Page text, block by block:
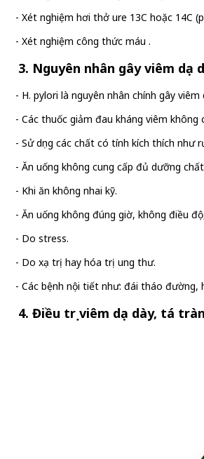
- Xét nghiệm hơi thở ure 13C hoặc 14C
- Xét nghiệm công thức máu .
3. Nguyên nhân gây viêm dạ
- H. pylori là nguyên nhân chính gây
- Các thuốc giảm đau kháng viêm
- Sử dụng các chất có tính kích thích
- Ăn uống không cung cấp đủ dưỡng
- Khi ăn không nhai kỹ.
- Ăn uống không đúng giờ, không điều
- Do stress.
- Do xạ trị hay hóa trị ung thư.
- Các bệnh nội tiết như: đái tháo
4. Điều trị viêm dạ dày, tá